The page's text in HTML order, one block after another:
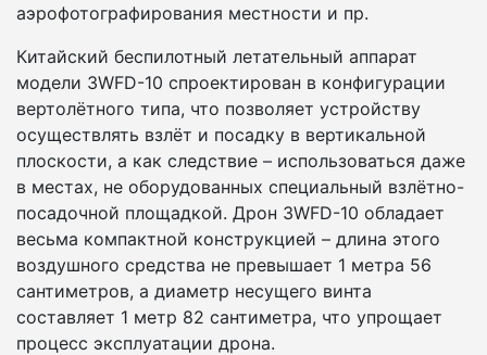
аэрофотографирования местности и пр.
Китайский беспилотный летательный аппарат
модели 3WFD-10 спроектирован в конфигурации
вертолётного типа, что позволяет устройству
осуществлять взлёт и посадку в вертикальной
плоскости, а как следствие – использоваться даже
в местах, не оборудованных специальный взлётно-
посадочной площадкой. Дрон 3WFD-10 обладает
весьма компактной конструкцией – длина этого
воздушного средства не превышает 1 метра 56
сантиметров, а диаметр несущего винта
составляет 1 метр 82 сантиметра, что упрощает
процесс эксплуатации дрона.